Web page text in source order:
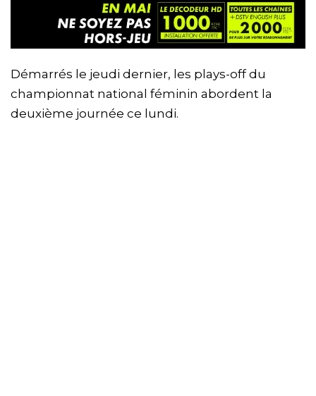
Démarrés le jeudi dernier, les plays-off du
championnat national féminin abordent la
deuxième journée ce lundi.